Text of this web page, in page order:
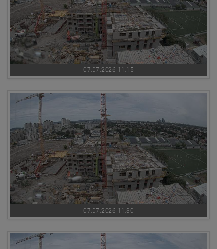
07.07.2026 11:15
07.07.2026 11:30